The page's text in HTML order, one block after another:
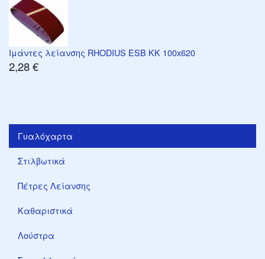
Ιμάντες λείανσης RHODIUS ESB KK 100x620
2,28 €
Γυαλόχαρτα
Στιλβωτικά
Πέτρες Λείανσης
Καθαριστικά
Λούστρα